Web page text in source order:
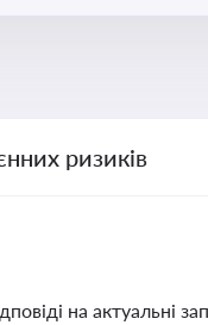
ризиків
на актуальні